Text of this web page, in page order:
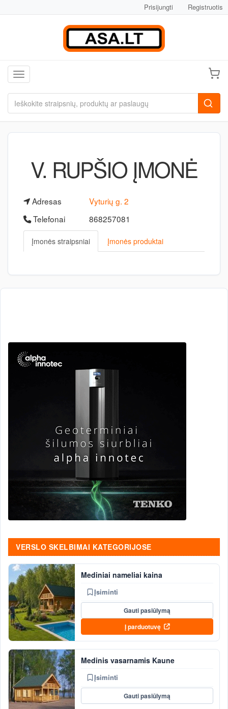
Prisijungti Registruotis
Toggle navigation
V. RUPŠIO ĮMONĖ
Adresas
Vyturių g. 2
Telefonai
868257081
Įmonės straipsniai Įmonės produktai
VERSLO SKELBIMAI KATEGORIJOSE
Mediniai nameliai kaina
Įsiminti
Gauti pasiūlymą
Į parduotuvę
Medinis vasarnamis Kaune
Įsiminti
Gauti pasiūlymą